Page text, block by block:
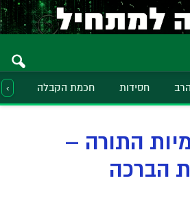
חסידות חכמת הקבלה ‹
התורה –
הברכה